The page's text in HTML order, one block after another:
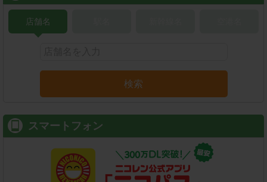
店舗名
検索
スマートフォン